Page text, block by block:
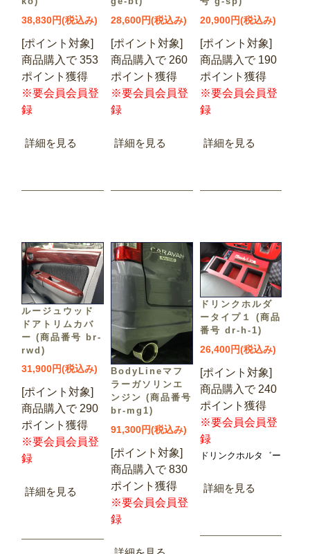
38,830円(税込み)
[ポイント対象]
商品購入で 353
ポイント獲得
※要会員会員登
録
詳細を見る
28,600円(税込み)
[ポイント対象]
商品購入で 260
ポイント獲得
※要会員会員登
録
詳細を見る
20,900円(税込み)
[ポイント対象]
商品購入で 190
ポイント獲得
※要会員会員登
録
詳細を見る
ルージュウッド
ドアトリムカバ
ー (商品番号 br-
rwd)
31,900円(税込み)
[ポイント対象]
商品購入で 290
ポイント獲得
※要会員会員登
録
詳細を見る
BodyLineマフ
ラーガソリンエ
ンジン (商品番号
br-mg1)
91,300円(税込み)
[ポイント対象]
商品購入で 830
ポイント獲得
※要会員会員登
録
ドリンクホルダ
ータイプ１ (商品
番号 dr-h-1)
26,400円(税込み)
[ポイント対象]
商品購入で 240
ポイント獲得
※要会員会員登
録
ドリンクホルタ゛ー
詳細を見る